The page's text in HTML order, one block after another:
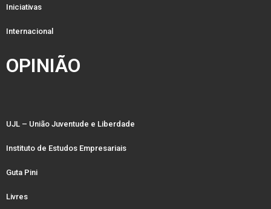
Iniciativas
Internacional
OPINIÃO
UJL – União Juventude e Liberdade
Instituto de Estudos Empresariais
Guta Pini
Livres